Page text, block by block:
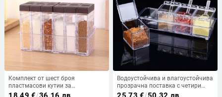
Комплект от шест броя
пластмасови кутии за
съхранение на подправки в бял и
Водоустойчива и влагоустойчива
прозрачна поставка с четири
разделения и четири лъжици за